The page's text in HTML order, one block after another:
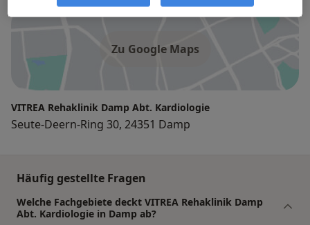
Zu Google Maps
VITREA Rehaklinik Damp Abt. Kardiologie
Seute-Deern-Ring 30, 24351 Damp
Häufig gestellte Fragen
Welche Fachgebiete deckt VITREA Rehaklinik Damp
Abt. Kardiologie in Damp ab?